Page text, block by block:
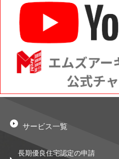
サービス一覧
長期優良住宅認定の申請